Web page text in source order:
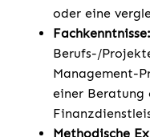
oder eine
Fachkenntnisse:
Berufs-/
Management-
einer Beratung
Methodische